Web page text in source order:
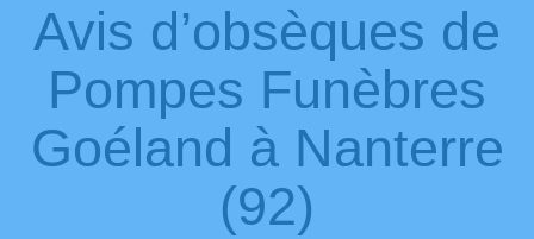
Avis d’obsèques de
Pompes Funèbres
Goéland à Nanterre
(92)